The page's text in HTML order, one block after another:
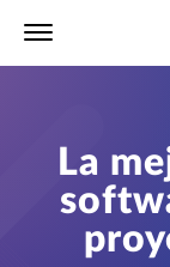
La
Abrir vínculo en un